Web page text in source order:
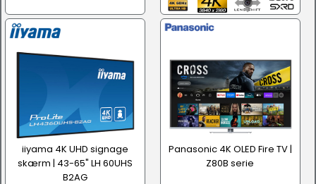
iiyama 4K UHD signage
skærm | 43-65" LH 60UHS
B2AG
Panasonic 4K OLED Fire TV |
Z80B serie